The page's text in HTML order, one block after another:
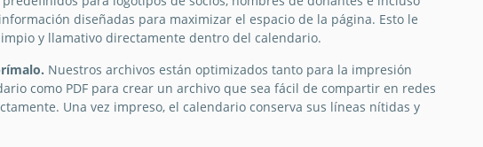
Google Docs
diseñadas para maximizar el espacio de la página. Esto le
y llamativo directamente dentro del calendario.
Nuestros archivos están optimizados tanto para la impresión
como PDF para crear un archivo que sea fácil de compartir en redes
Una vez impreso, el calendario conserva sus líneas nítidas y